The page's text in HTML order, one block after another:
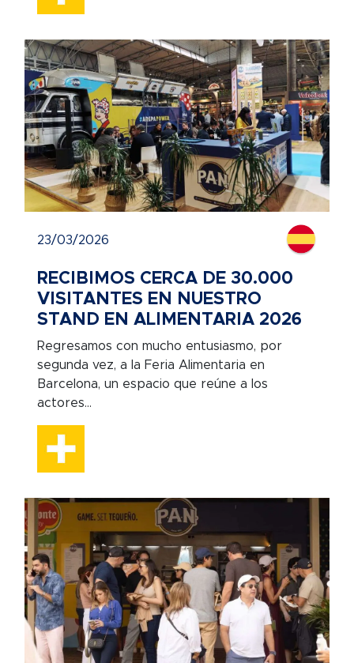
23/03/2026
RECIBIMOS CERCA DE 30.000
VISITANTES EN NUESTRO
STAND EN ALIMENTARIA 2026
Regresamos con mucho entusiasmo, por
segunda vez, a la Feria Alimentaria en
Barcelona, un espacio que reúne a los
actores...